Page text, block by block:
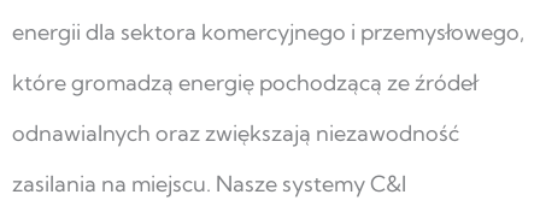
energii dla sektora komercyjnego i przemysłowego,
które gromadzą energię pochodzącą ze źródeł
odnawialnych oraz zwiększają niezawodność
zasilania na miejscu. Nasze systemy C&I